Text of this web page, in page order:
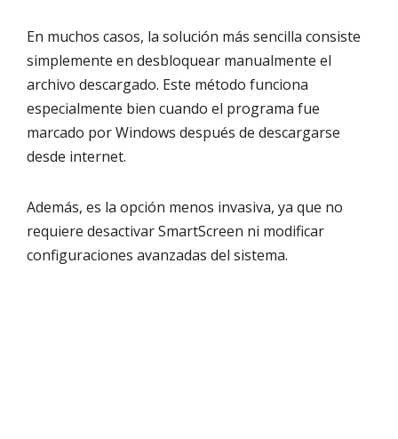
En muchos casos, la solución más sencilla consiste
simplemente en desbloquear manualmente el
archivo descargado. Este método funciona
especialmente bien cuando el programa fue
marcado por Windows después de descargarse
desde internet.
Además, es la opción menos invasiva, ya que no
requiere desactivar SmartScreen ni modificar
configuraciones avanzadas del sistema.